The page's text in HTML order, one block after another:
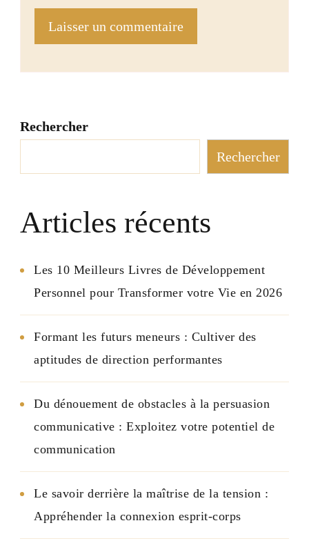
Rechercher
Rechercher
Articles récents
Les 10 Meilleurs Livres de Développement
Personnel pour Transformer votre Vie en 2026
Formant les futurs meneurs : Cultiver des
aptitudes de direction performantes
Du dénouement de obstacles à la persuasion
communicative : Exploitez votre potentiel de
communication
Le savoir derrière la maîtrise de la tension :
Appréhender la connexion esprit-corps